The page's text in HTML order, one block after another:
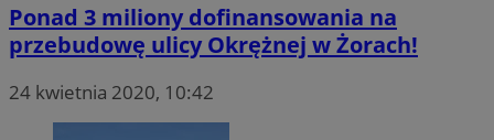
Ponad 3 miliony dofinansowania na
przebudowę ulicy Okrężnej w Żorach!
24 kwietnia 2020, 10:42